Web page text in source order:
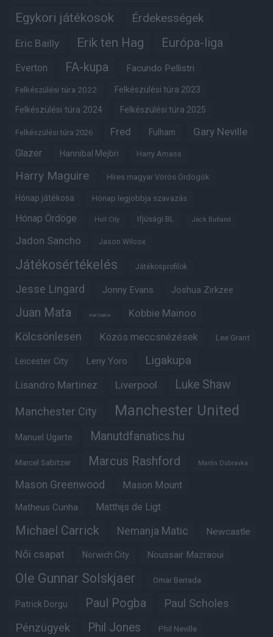
Egykori játékosok Érdekességek
Eric Bailly Erik ten Hag Európa-liga
Everton FA-kupa Facundo Pellistri
Felkészülési túra 2022 Felkészülési túra 2023
Felkészülési túra 2024 Felkészülési túra 2025
Felkészülési túra 2026 Fred Fulham Gary Neville
Glazer Hannibal Mejbri Harry Amass
Harry Maguire Híres magyar Vörös Ördögök
Hónap játékosa Hónap legjobbja szavazás
Hónap Ördöge Hull City Ifjúsági BL Jack Butland
Jadon Sancho Jason Wilcox
Játékosértékelés Játékosprofilok
Jesse Lingard Jonny Evans Joshua Zirkzee
Juan Mata Karl Darlow Kobbie Mainoo
Kölcsönlesen Közös meccsnézések Lee Grant
Leicester City Leny Yoro Ligakupa
Lisandro Martinez Liverpool Luke Shaw
Manchester City Manchester United
Manuel Ugarte Manutdfanatics.hu
Marcel Sabitzer Marcus Rashford Martin Dubravka
Mason Greenwood Mason Mount
Matheus Cunha Matthijs de Ligt
Michael Carrick Nemanja Matic Newcastle
Női csapat Norwich City Noussair Mazraoui
Ole Gunnar Solskjaer Omar Berrada
Patrick Dorgu Paul Pogba Paul Scholes
Pénzügyek Phil Jones Phil Neville